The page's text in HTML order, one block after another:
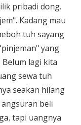
pribadi dong.
Kadang mau
tuh sayang
yang
lagi kita
sewa tuh
seakan hilang
beli
tapi uangnya